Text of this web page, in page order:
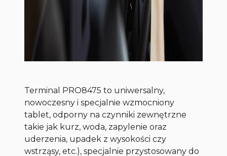
Terminal PRO8475 to uniwersalny,
nowoczesny i specjalnie wzmocniony
tablet, odporny na czynniki zewnętrzne
takie jak kurz, woda, zapylenie oraz
uderzenia, upadek z wysokości czy
wstrząsy, etc.), specjalnie przystosowany do